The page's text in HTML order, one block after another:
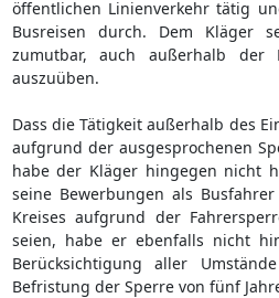
öffentlichen Linienverkehr tätig
Busreisen durch. Dem Kläger
zumutbar, auch außerhalb der
auszuüben.
Dass die Tätigkeit außerhalb des
aufgrund der ausgesprochenen
habe der Kläger hingegen nicht
seine Bewerbungen als
Kreises aufgrund der
seien, habe er ebenfalls nicht
Berücksichtigung aller
Befristung der Sperre von fünf